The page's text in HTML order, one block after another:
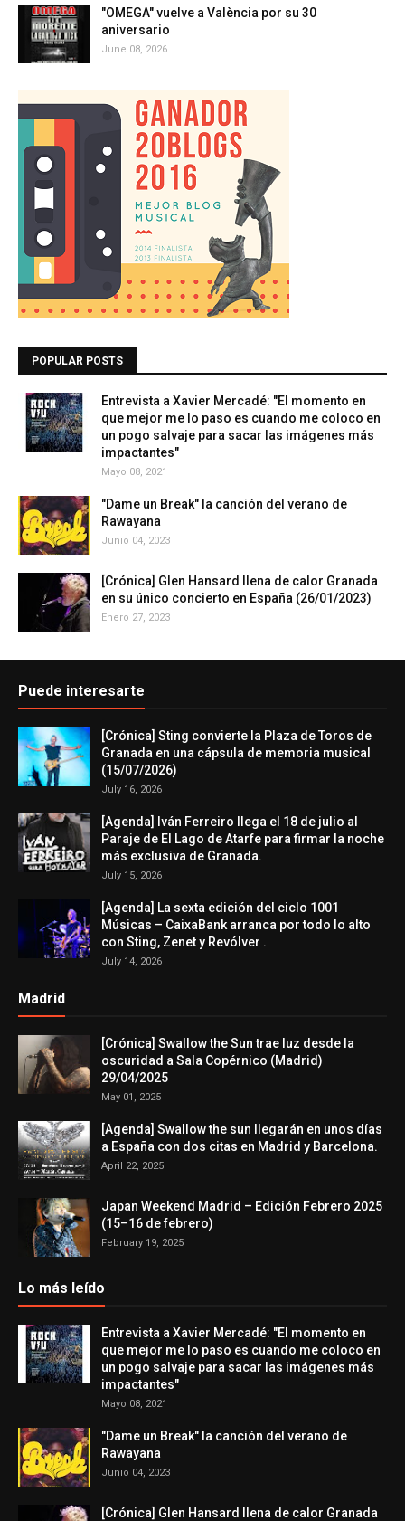
"OMEGA" vuelve a València por su 30
aniversario
June 08, 2026
POPULAR POSTS
Entrevista a Xavier Mercadé: "El momento en
que mejor me lo paso es cuando me coloco en
un pogo salvaje para sacar las imágenes más
impactantes"
Mayo 08, 2021
"Dame un Break" la canción del verano de
Rawayana
Junio 04, 2023
[Crónica] Glen Hansard llena de calor Granada
en su único concierto en España (26/01/2023)
Enero 27, 2023
Puede interesarte
[Crónica] Sting convierte la Plaza de Toros de
Granada en una cápsula de memoria musical
(15/07/2026)
July 16, 2026
[Agenda] Iván Ferreiro llega el 18 de julio al
Paraje de El Lago de Atarfe para firmar la noche
más exclusiva de Granada.
July 15, 2026
[Agenda] La sexta edición del ciclo 1001
Músicas – CaixaBank arranca por todo lo alto
con Sting, Zenet y Revólver .
July 14, 2026
Madrid
[Crónica] Swallow the Sun trae luz desde la
oscuridad a Sala Copérnico (Madrid)
29/04/2025
May 01, 2025
[Agenda] Swallow the sun llegarán en unos días
a España con dos citas en Madrid y Barcelona.
April 22, 2025
Japan Weekend Madrid – Edición Febrero 2025
(15–16 de febrero)
February 19, 2025
Lo más leído
Entrevista a Xavier Mercadé: "El momento en
que mejor me lo paso es cuando me coloco en
un pogo salvaje para sacar las imágenes más
impactantes"
Mayo 08, 2021
"Dame un Break" la canción del verano de
Rawayana
Junio 04, 2023
[Crónica] Glen Hansard llena de calor Granada